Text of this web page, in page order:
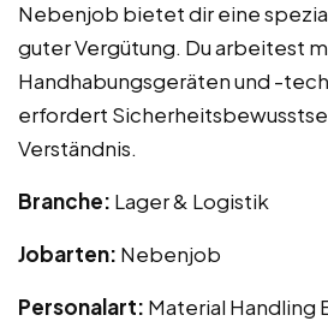
Nebenjob bietet dir eine
guter Vergütung. Du arbeitest
Handhabungsgeräten und -
erfordert
Verständnis.
Branche: Lager & Logistik
Jobarten: Nebenjob
Personalart: Material Handling